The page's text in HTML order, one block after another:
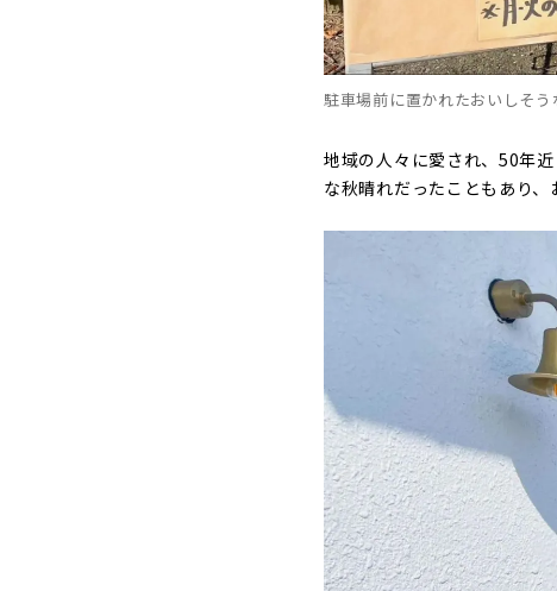
駐車場前に置かれたおいしそ
地域の人々に愛され、50年
な秋晴れだったこともあり、